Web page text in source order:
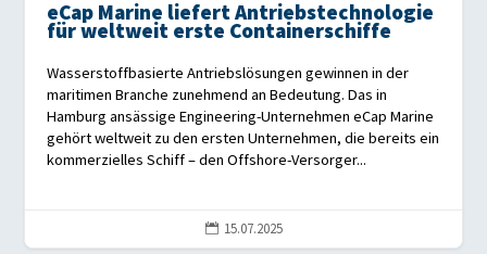
eCap Marine liefert Antriebstechnologie
für weltweit erste Containerschiffe
Wasserstoffbasierte Antriebslösungen gewinnen in der
maritimen Branche zunehmend an Bedeutung. Das in
Hamburg ansässige Engineering-Unternehmen eCap Marine
gehört weltweit zu den ersten Unternehmen, die bereits ein
kommerzielles Schiff – den Offshore-Versorger...
 15.07.2025